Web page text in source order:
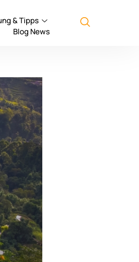
& Tipps
Blog News